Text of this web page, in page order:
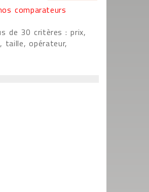
comparateurs
de 30 critères : prix,
taille, opérateur,